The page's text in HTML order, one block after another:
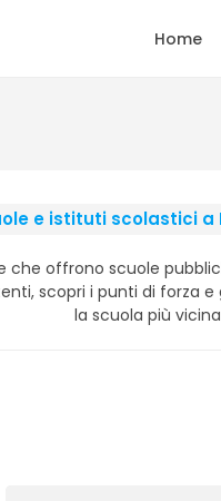
Home
e istituti scolastici a
che offrono scuole
scopri i punti di forza
la scuola più